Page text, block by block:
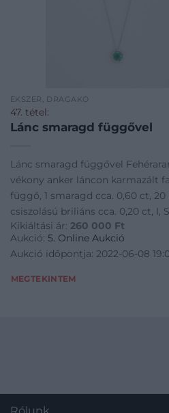
ÉKSZER, DRÁGAKŐ
47. tétel:
Lánc smaragd függővel
Lánc smaragd függővel
vékony anker láncon karmazált
függő, 1 smaragd cca. 0,60 ct,
csiszolású briliáns cca. 0,20 ct, I,
hossz: 50 cm
Kikiáltási ár: 260 000 Ft
Aukció: 5. Online Aukció
Aukció időpontja: 2022-06-08
MEGTEKINTEM